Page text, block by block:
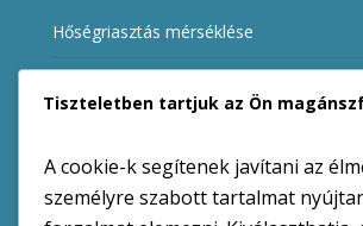
Hőségriasztás mérséklése
Ingatlanárverési hirdetmények
Tiszteletben tartjuk az Ön
A cookie-k segítenek javítani az
személyre szabott tartalmat